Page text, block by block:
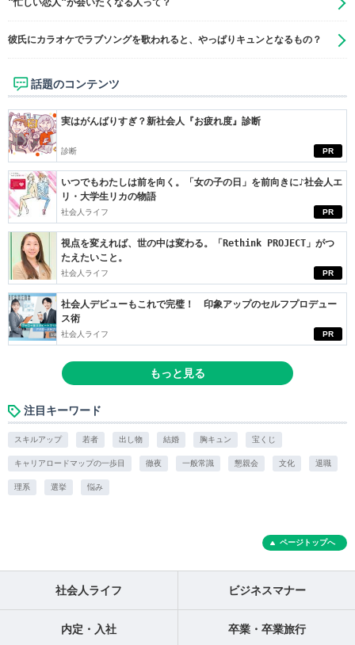
"忙しい恋人"が会いたくなる人って？
彼氏にカラオケでラブソングを歌われると、やっぱりキュンとなるもの？
話題のコンテンツ
PR
実はがんばりすぎ？新社会人『お疲れ度』診断
診断
PR
いつでもわたしは前を向く。「女の子の日」を前向きに♪社会人エ
リ・大学生リカの物語
社会人ライフ
PR
視点を変えれば、世の中は変わる。「Rethink PROJECT」がつ
たえたいこと。
社会人ライフ
PR
社会人デビューもこれで完璧！ 印象アップのセルフプロデュー
ス術
社会人ライフ
もっと見る
注目キーワード
スキルアップ 若者 出し物 結婚 胸キュン 宝くじ
キャリアロードマップの一歩目 徹夜 一般常識 懇親会 文化 退職
理系 選挙 悩み
ページトップへ
社会人ライフ ビジネスマナー
内定・入社 卒業・卒業旅行